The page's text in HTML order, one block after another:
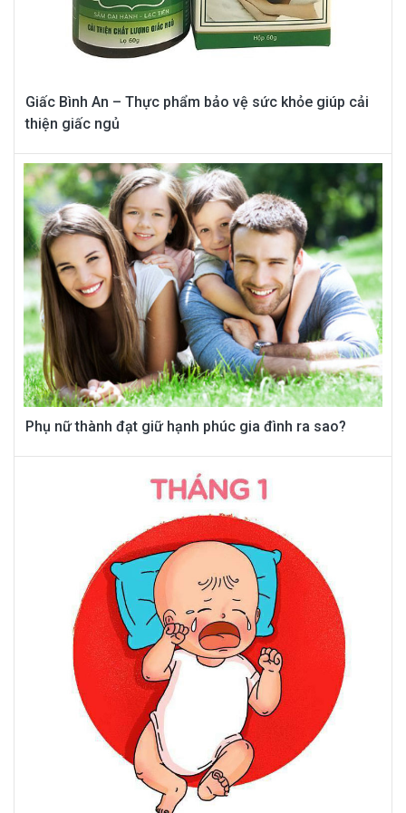
Giấc Bình An – Thực phẩm bảo vệ sức khỏe giúp cải
thiện giấc ngủ
Phụ nữ thành đạt giữ hạnh phúc gia đình ra sao?